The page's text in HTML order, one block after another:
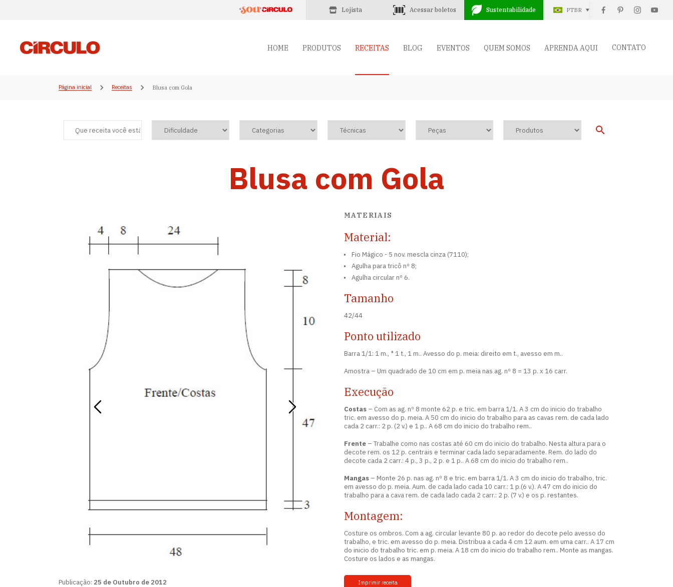
Lojista Acessar boletos Sustentabilidade PTBR
HOME PRODUTOS RECEITAS BLOG EVENTOS QUEM SOMOS APRENDA AQUI CONTATO
Página inicial Receitas Blusa com Gola
Blusa com Gola
Publicação: 25 de Outubro de 2012
MATERIAIS
Material:
Fio Mágico - 5 nov. mescla cinza (7110);
Agulha para tricô nº 8;
Agulha circular nº 6.
Tamanho
42/44
Ponto utilizado
Barra 1/1: 1 m., * 1 t., 1 m.. Avesso do p. meia: direito em t., avesso em m..
Amostra – Um quadrado de 10 cm em p. meia nas ag. nº 8 = 13 p. x 16 carr.
Execução
Costas – Com as ag. nº 8 monte 62 p. e tric. em barra 1/1. A 3 cm do inicio do trabalho
tric. em avesso do p. meia. A 50 cm do inicio do trabalho para as cavas rem. de cada lado
cada 2 carr.: 2 p. (2 v.) e 1 p.. A 68 cm do inicio do trabalho rem..
Frente – Trabalhe como nas costas até 60 cm do inicio do trabalho. Nesta altura para o
decote rem. os 12 p. centrais e terminar cada lado separadamente. Rem. do lado do
decote cada 2 carr.: 4 p., 3 p., 2 p. e 1 p.. A 68 cm do inicio do trabalho rem..
Mangas – Monte 26 p. nas ag. nº 8 e tric. em barra 1/1. A 3 cm do inicio do trabalho, tric.
em avesso do p. meia. Aum. de cada lado cada 10 carr.: 1 p.(6 v.). A 47 cm do inicio do
trabalho para a cava rem. de cada lado cada 2 carr.: 2 p. (7 v.) e os p. restantes.
Montagem:
Costure os ombros. Com a ag. circular levante 80 p. ao redor do decote pelo avesso do
trabalho, e tric. em avesso do p. meia. Distribua a cada 4 cm 12 aum. em uma carr.. A 17 cm
do inicio do trabalho tric. em p. meia. A 18 cm do inicio do trabalho rem.. Monte as mangas.
Costure os lados e as mangas.
Imprimir receita